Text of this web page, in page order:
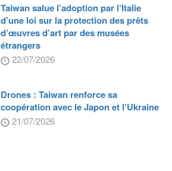
Taiwan salue l’adoption par l’Italie
d’une loi sur la protection des prêts
d’œuvres d’art par des musées
étrangers
22/07/2026
Drones : Taiwan renforce sa
coopération avec le Japon et l’Ukraine
21/07/2026